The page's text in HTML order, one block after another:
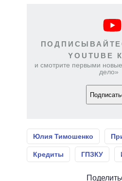
YOUTUBE
и смотрите первыми
дело»
Юлия Тимошенко
Кредиты ГПЗКУ